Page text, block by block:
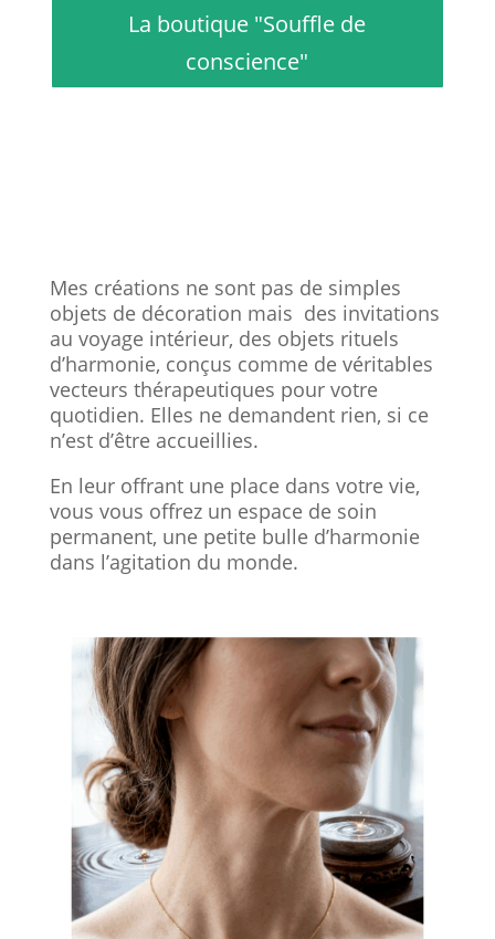
La boutique "Souffle de
conscience"
Mes créations ne sont pas de simples
objets de décoration mais des invitations
au voyage intérieur, des objets rituels
d’harmonie, conçus comme de véritables
vecteurs thérapeutiques pour votre
quotidien. Elles ne demandent rien, si ce
n’est d’être accueillies.
En leur offrant une place dans votre vie,
vous vous offrez un espace de soin
permanent, une petite bulle d’harmonie
dans l’agitation du monde.